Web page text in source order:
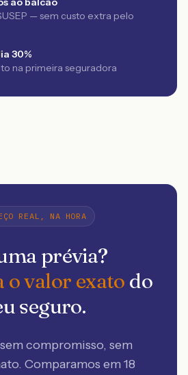
— sem custo extra pelo
30%
na primeira seguradora
REAL, NA HORA
prévia?
o valor exato do
seguro.
compromisso, sem
Comparamos em 18